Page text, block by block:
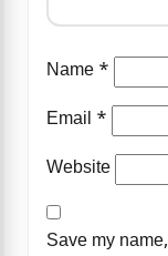
Name *
Email *
Website
Save my